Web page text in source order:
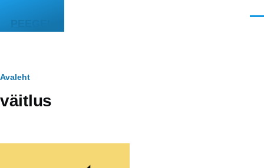
PEEGEL
Leivapuru
Avaleht
väitlus